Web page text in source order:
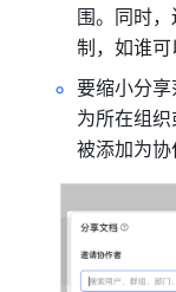
围。同时
制，如谁可
要缩小分
为所在组
被添加为协